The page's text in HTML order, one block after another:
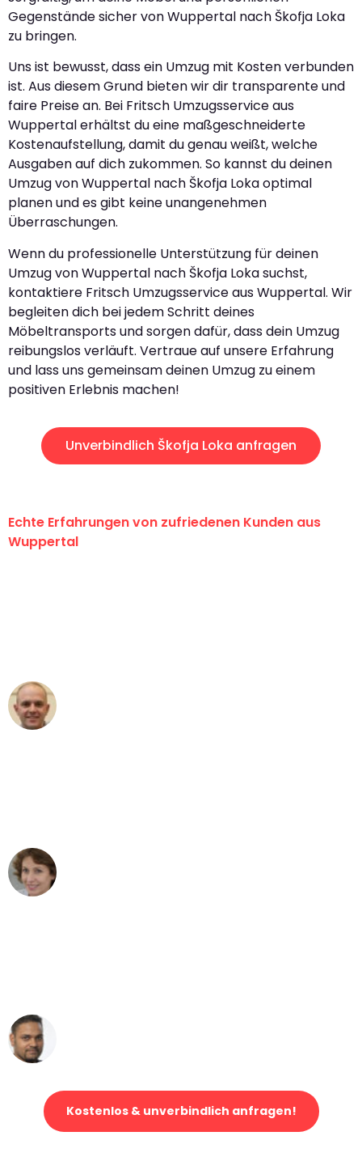
Gegenstände sicher von Wuppertal nach Škofja Loka
zu bringen.
Uns ist bewusst, dass ein Umzug mit Kosten verbunden
ist. Aus diesem Grund bieten wir dir transparente und
faire Preise an. Bei Fritsch Umzugsservice aus
Wuppertal erhältst du eine maßgeschneiderte
Kostenaufstellung, damit du genau weißt, welche
Ausgaben auf dich zukommen. So kannst du deinen
Umzug von Wuppertal nach Škofja Loka optimal
planen und es gibt keine unangenehmen
Überraschungen.
Wenn du professionelle Unterstützung für deinen
Umzug von Wuppertal nach Škofja Loka suchst,
kontaktiere Fritsch Umzugsservice aus Wuppertal. Wir
begleiten dich bei jedem Schritt deines
Möbeltransports und sorgen dafür, dass dein Umzug
reibungslos verläuft. Vertraue auf unsere Erfahrung
und lass uns gemeinsam deinen Umzug zu einem
positiven Erlebnis machen!
Unverbindlich Škofja Loka anfragen
Echte Erfahrungen von zufriedenen Kunden aus
Wuppertal
Kostenlos & unverbindlich anfragen!